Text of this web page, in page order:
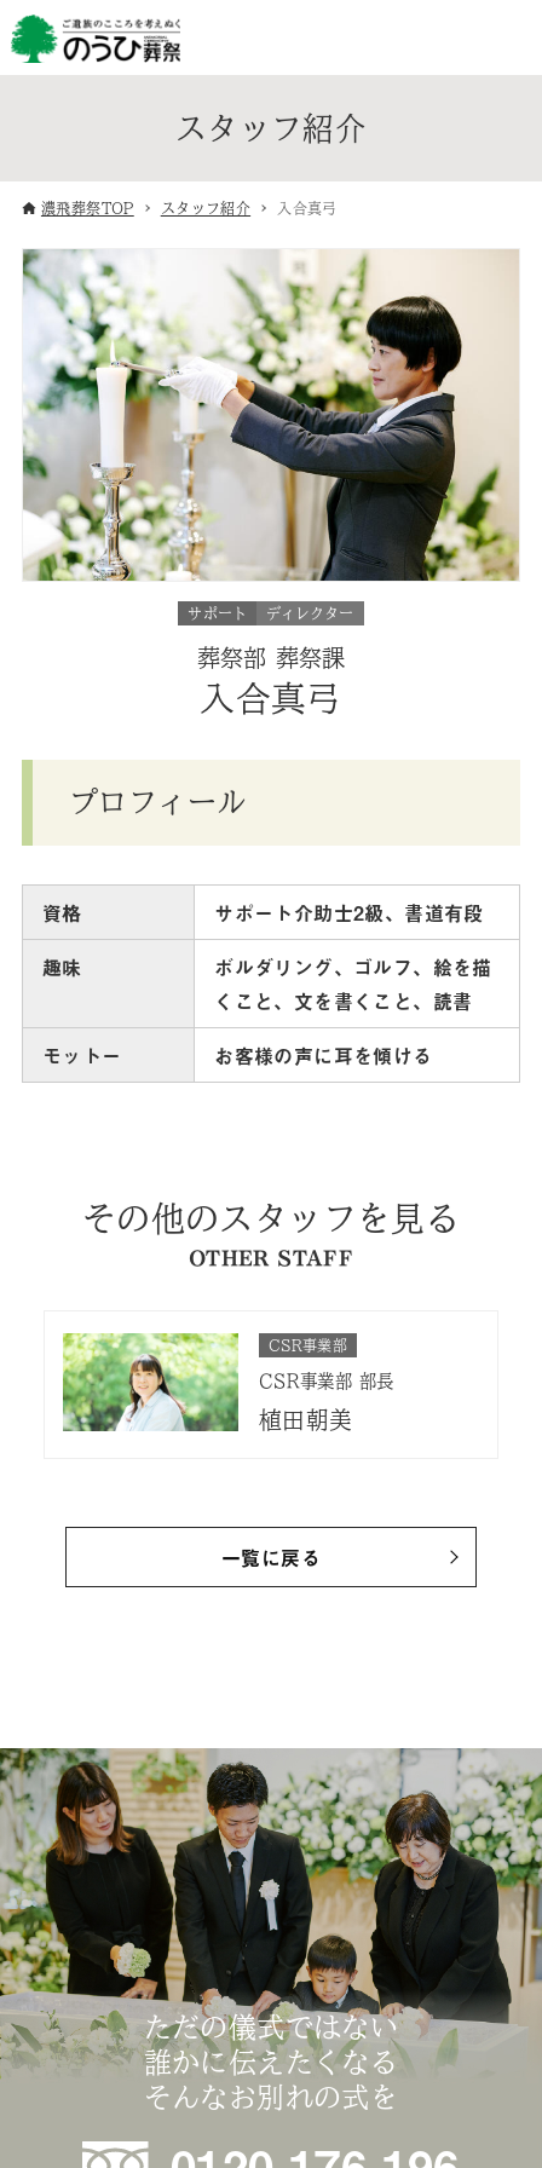
スタッフ紹介
濃飛葬祭TOP スタッフ紹介 入合真弓
サポート ディレクター
葬祭部 葬祭課
入合真弓
プロフィール
資格
サポート介助士2級、書道有段
趣味
ボルダリング、ゴルフ、絵を描
くこと、文を書くこと、読書
モットー
お客様の声に耳を傾ける
その他のスタッフを見る
OTHER STAFF
CSR事業部
CSR事業部 部長
植田朝美
一覧に戻る
ただの儀式ではない
誰かに伝えたくなる
そんなお別れの式を